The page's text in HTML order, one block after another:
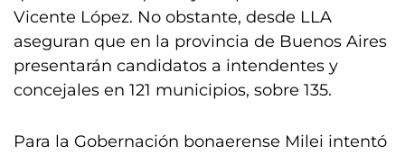
Vicente López. No obstante, desde LLA
aseguran que en la provincia de Buenos Aires
presentarán candidatos a intendentes y
concejales en 121 municipios, sobre 135.
Para la Gobernación bonaerense Milei intentó